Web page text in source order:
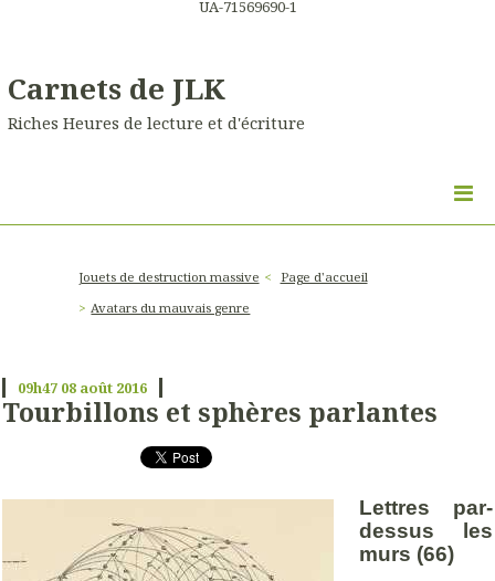
UA-71569690-1
Carnets de JLK
Riches Heures de lecture et d'écriture
Jouets de destruction massive
Page d'accueil
Avatars du mauvais genre
09h47 08 août 2016
Tourbillons et sphères parlantes
Lettres par-
dessus les
murs (66)